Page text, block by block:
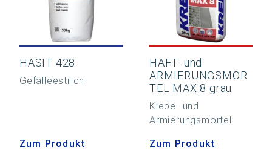
HASIT 428
Gefälleestrich
Zum Produkt
HAFT- und
ARMIERUNGSMÖR
TEL MAX 8 grau
Klebe- und
Armierungsmörtel
Zum Produkt